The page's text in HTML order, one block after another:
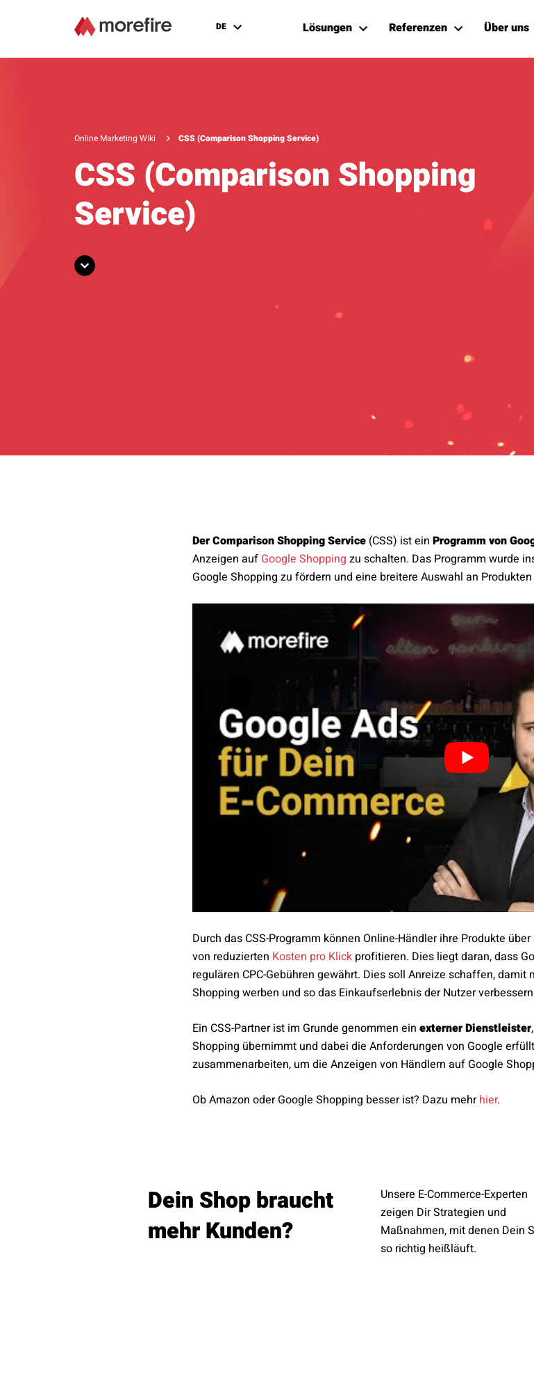
DE Lösungen Referenzen Über uns
Online Marketing Wiki CSS (Comparison Shopping Service)
CSS (Comparison Shopping
Service)
Der Comparison Shopping Service (CSS) ist ein Programm von
Anzeigen auf Google Shopping zu schalten. Das Programm wurde
Google Shopping zu fördern und eine breitere Auswahl an
Durch das CSS-Programm können Online-Händler ihre Produkte
von reduzierten Kosten pro Klick profitieren. Dies liegt daran, dass
regulären CPC-Gebühren gewährt. Dies soll Anreize schaffen,
Shopping werben und so das Einkaufserlebnis der Nutzer
Ein CSS-Partner ist im Grunde genommen ein externer Dienstleister
Shopping übernimmt und dabei die Anforderungen von Google
zusammenarbeiten, um die Anzeigen von Händlern auf Google
Ob Amazon oder Google Shopping besser ist? Dazu mehrhier.
Dein Shop braucht
mehr Kunden?
Unsere E-Commerce-Experten
zeigen Dir Strategien und
Maßnahmen, mit denen Dein
so richtig heißläuft.